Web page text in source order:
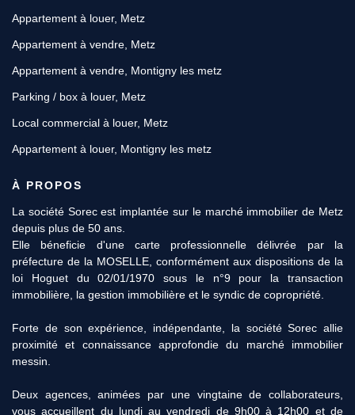
Appartement à louer, Metz
Appartement à vendre, Metz
Appartement à vendre, Montigny les metz
Parking / box à louer, Metz
Local commercial à louer, Metz
Appartement à louer, Montigny les metz
À PROPOS
11 Rue des Robert, 57000 METZ
Afficher le téléphone